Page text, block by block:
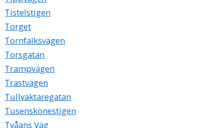
Tistelstigen
Torget
Tornfalksvägen
Torsgatan
Trampvägen
Trastvägen
Tullvaktaregatan
Tusenskönestigen
Tvåans Väg